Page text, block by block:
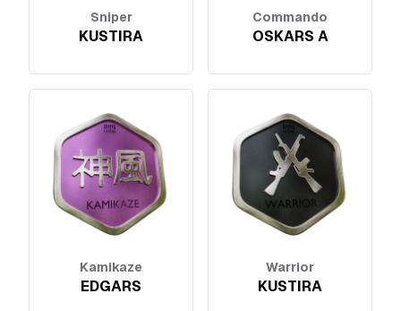
Sniper
KUSTIRA
Commando
OSKARS A
Kamikaze
EDGARS
Warrior
KUSTIRA